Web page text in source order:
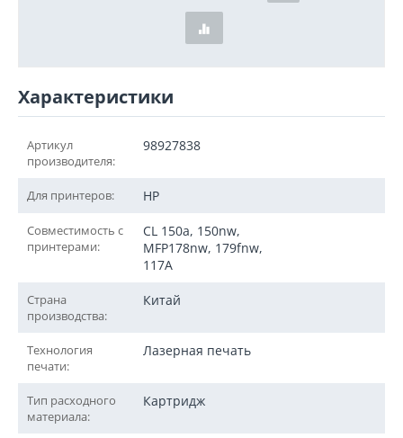
Характеристики
Артикул
производителя:
98927838
Для принтеров: HP
Совместимость с
принтерами:
CL 150a, 150nw,
MFP178nw, 179fnw,
117A
Страна
производства:
Китай
Технология
печати:
Лазерная печать
Тип расходного
материала:
Картридж